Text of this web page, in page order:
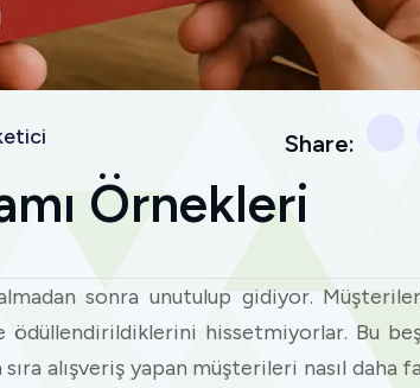
Share:
Örnekleri
sonra unutulup gidiyor.
hissetmiyorlar. Bu
alışveriş yapan müşterileri nasıl daha